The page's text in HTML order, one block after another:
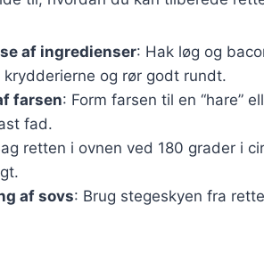
af ingredienser: Hak løg og
og rør godt rundt.
farsen: Form farsen til en “hare”
fad.
retten i ovnen ved 180 grader i
af sovs: Brug stegeskyen fra